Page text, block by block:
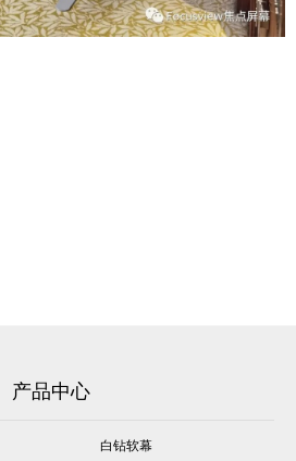
产品中心
白钻软幕